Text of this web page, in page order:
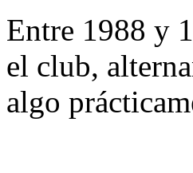
Entre 1988 y
el club,
algo